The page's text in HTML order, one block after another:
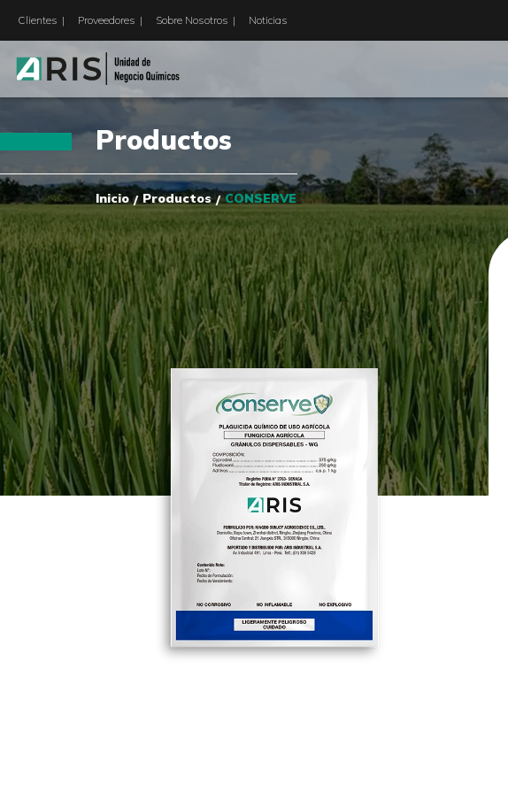
Clientes Proveedores Sobre Nosotros Noticias
Productos
Inicio / Productos / CONSERVE